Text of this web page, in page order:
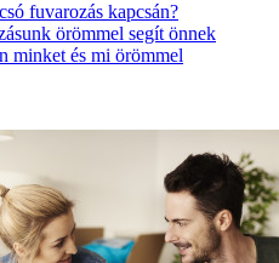
fuvarozás kapcsán?
örömmel segít önnek
minket és mi örömmel